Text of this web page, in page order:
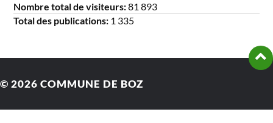
Nombre total de visiteurs:81 893
Total des publications: 1 335
© 2026 COMMUNE DE BOZ